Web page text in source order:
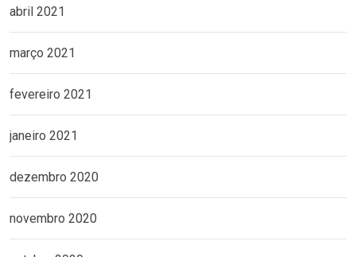
abril 2021
março 2021
fevereiro 2021
janeiro 2021
dezembro 2020
novembro 2020